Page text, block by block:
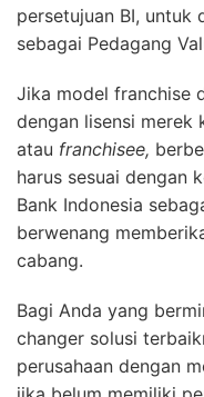
persetujuan BI, untuk
sebagai Pedagang
Jika model franchise
dengan lisensi merek
atau franchisee,
harus sesuai dengan
Bank Indonesia
berwenang
cabang.
Bagi Anda yang
changer solusi
perusahaan dengan